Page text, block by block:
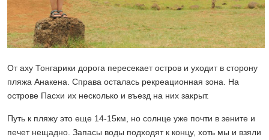
От аху Тонгарики дорога пересекает остров и уходит в сторону
пляжа Анакена. Справа осталась рекреационная зона. На
острове Пасхи их несколько и въезд на них закрыт.
Путь к пляжу это еще 14-15км, но солнце уже почти в зените и
печет нещадно. Запасы воды подходят к концу, хоть мы и взяли